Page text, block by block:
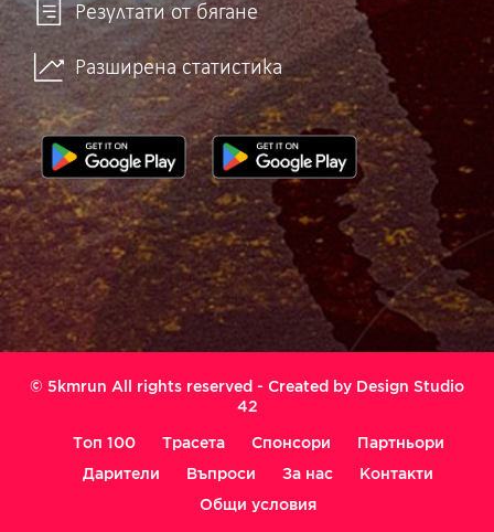
Резултати от бягане
Разширена статистика
© 5kmrun All rights reserved - Created by Design Studio
42
Топ 100 Трасета Спонсори
Партньори
Дарители
Въпроси За нас
Контакти
Общи условия